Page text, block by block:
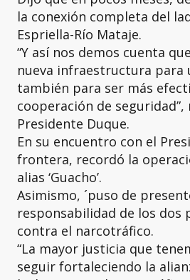
la conexión completa del
Espriella-Río Mataje.
“Y así nos demos cuenta
nueva infraestructura para
también para ser más
cooperación de seguridad”,
Presidente Duque.
En su encuentro con el
frontera, recordó la
alias ‘Guacho’.
Asimismo, ´puso de
responsabilidad de los dos
contra el narcotráfico.
“La mayor justicia que
seguir fortaleciendo la